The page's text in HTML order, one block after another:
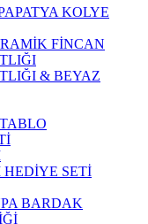
KOLYE
FİNCAN
& BEYAZ
HEDİYE SETİ
BARDAK